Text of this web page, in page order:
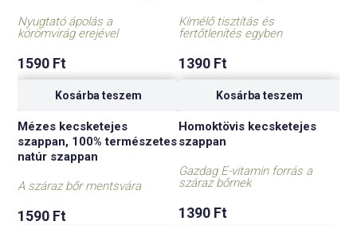
Nyugtató ápolás a
körömvirág erejével
1590 Ft
Kosárba teszem
Kímélő tisztítás és
fertőtlenítés egyben
1390 Ft
Kosárba teszem
Mézes kecsketejes
szappan, 100% természetes
natúr szappan
A száraz bőr mentsvára
1590 Ft
Homoktövis kecsketejes
szappan
Gazdag E-vitamin forrás a
száraz bőrnek
1390 Ft